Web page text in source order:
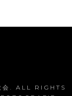
会. ALL RIGHTS